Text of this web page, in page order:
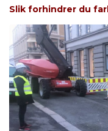
Slik forhindrer du